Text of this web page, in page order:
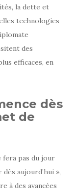
la dette et
technologies
des
efficaces, en
dès
de
fera pas du jour
dès aujourd’hui »,
à des avancées